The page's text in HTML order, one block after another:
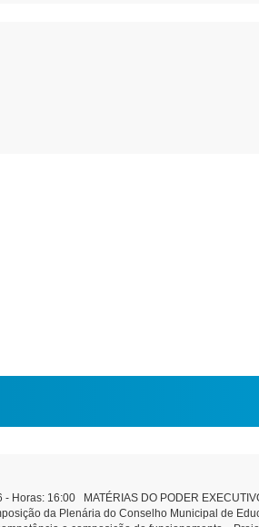
- Horas: 16:00 MATÉRIAS DO PODER
da Plenária do Conselho Municipal de